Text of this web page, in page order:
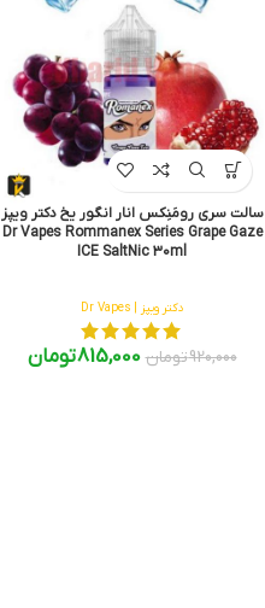
سالت سری رومَنِکس انار انگور یخ دکتر ویپز
Dr Vapes Rommanex Series Grape Gaze
ICE SaltNic 30ml
دکتر ویپز | Dr Vapes
920,000تومان 815,000تومان